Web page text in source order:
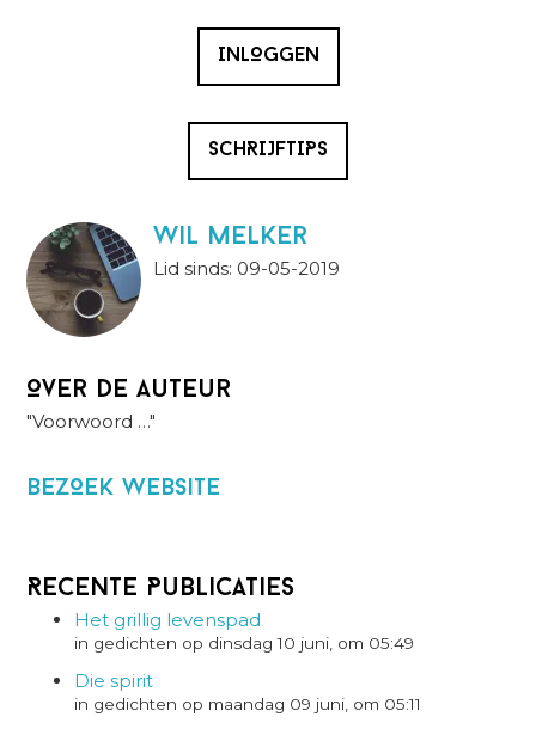
INLOGGEN
SCHRIJFTIPS
wil melker
Lid sinds: 09-05-2019
Over de auteur
"Voorwoord …"
BezOek website
Recente Publicaties
Het grillig levenspad
in gedichten op dinsdag 10 juni, om 05:49
Die spirit
in gedichten op maandag 09 juni, om 05:11